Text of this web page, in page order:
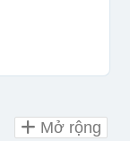
Mở rộng